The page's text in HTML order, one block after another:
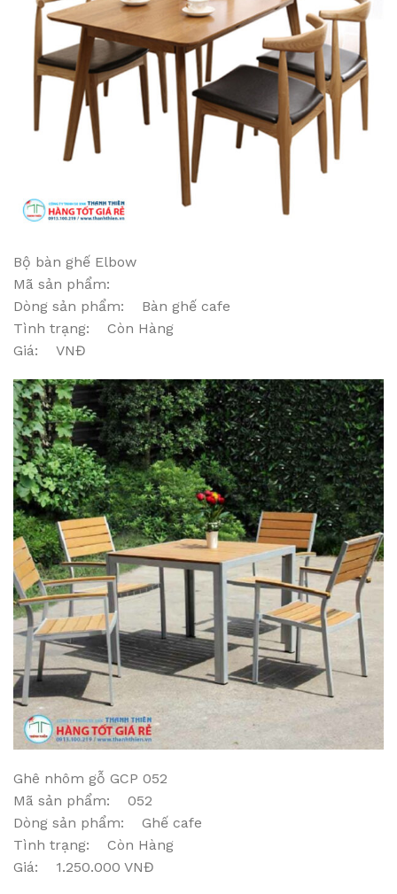
Bộ bàn ghế Elbow
Mã sản phẩm:
Dòng sản phẩm: Bàn ghế cafe
Tình trạng: Còn Hàng
Giá: VNĐ
Ghê nhôm gỗ GCP 052
Mã sản phẩm: 052
Dòng sản phẩm: Ghế cafe
Tình trạng: Còn Hàng
Giá: 1.250.000 VNĐ